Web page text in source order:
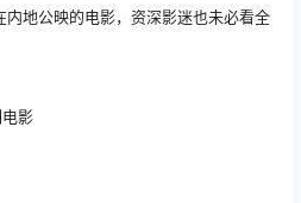
内地公映的电影，资深影迷也未必看全
电影